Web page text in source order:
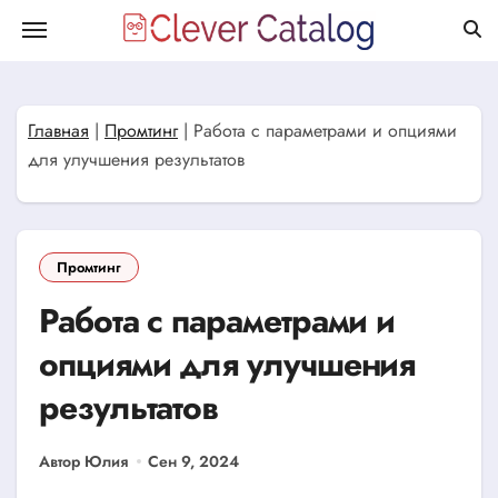
Главная | Промтинг| Работа с параметрами и опциями
для улучшения результатов
Промтинг
Работа с параметрами и
опциями для улучшения
результатов
Автор Юлия Сен 9, 2024